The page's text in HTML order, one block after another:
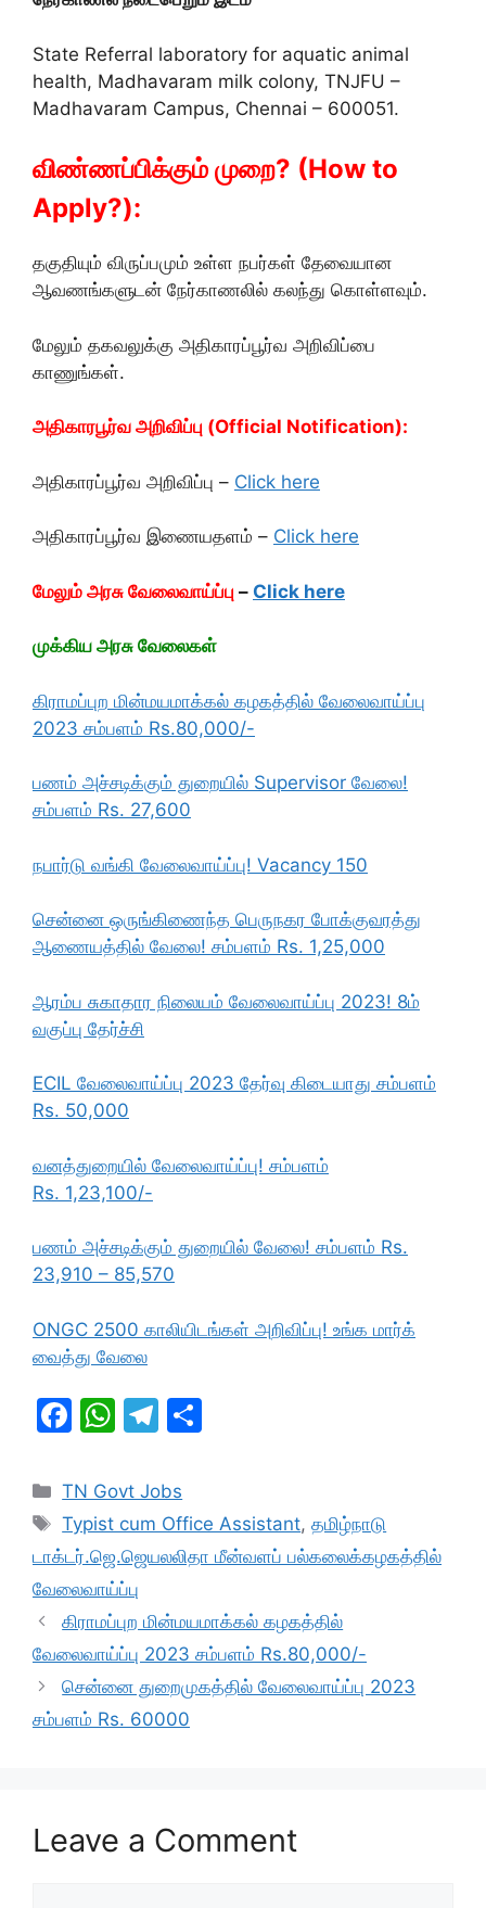
State Referral laboratory for aquatic animal
health, Madhavaram milk colony, TNJFU –
Madhavaram Campus, Chennai – 600051.
விண்ணப்பிக்கும் முறை? (How to
Apply?):
தகுதியும் விருப்பமும் உள்ள நபர்கள் தேவையான
ஆவணங்களுடன் நேர்காணலில் கலந்து கொள்ளவும்.
மேலும் தகவலுக்கு அதிகாரப்பூர்வ அறிவிப்பை
காணுங்கள்.
அதிகாரபூர்வ அறிவிப்பு (Official Notification):
அதிகாரப்பூர்வ அறிவிப்பு – Click here
அதிகாரப்பூர்வ இணையதளம் – Click here
மேலும் அரசு வேலைவாய்ப்பு – Click here
முக்கிய அரசு வேலைகள்
கிராமப்புற மின்மயமாக்கல் கழகத்தில் வேலைவாய்ப்பு
2023 சம்பளம் Rs.80,000/-
பணம் அச்சடிக்கும் துறையில் Supervisor வேலை!
சம்பளம் Rs. 27,600
நபார்டு வங்கி வேலைவாய்ப்பு! Vacancy 150
சென்னை ஒருங்கிணைந்த பெருநகர போக்குவரத்து
ஆணையத்தில் வேலை! சம்பளம் Rs. 1,25,000
ஆரம்ப சுகாதார நிலையம் வேலைவாய்ப்பு 2023! 8ம்
வகுப்பு தேர்ச்சி
ECIL வேலைவாய்ப்பு 2023 தேர்வு கிடையாது சம்பளம்
Rs. 50,000
வனத்துறையில் வேலைவாய்ப்பு! சம்பளம்
Rs. 1,23,100/-
பணம் அச்சடிக்கும் துறையில் வேலை! சம்பளம் Rs.
23,910 – 85,570
ONGC 2500 காலியிடங்கள் அறிவிப்பு! உங்க மார்க்
வைத்து வேலை
F
c
e
b
o
o
k
W
at
s
A
p
p
T
e
gr
a
e
Categories
TN Govt Jobs
Tags
Typist cum Office Assistant,தமிழ்நாடு
டாக்டர்.ஜெ.ஜெயலலிதா மீன்வளப் பல்கலைக்கழகத்தில்
வேலைவாய்ப்பு
கிராமப்புற மின்மயமாக்கல் கழகத்தில்
வேலைவாய்ப்பு 2023 சம்பளம் Rs.80,000/-
சென்னை துறைமுகத்தில் வேலைவாய்ப்பு 2023
சம்பளம் Rs. 60000
Leave a Comment